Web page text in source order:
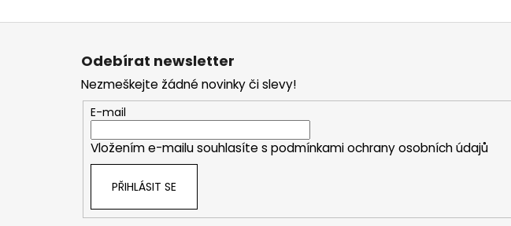
Z
Odebírat newsletter
Nezmeškejte žádné novinky či slevy!
E-mail
Vložením e-mailu souhlasíte s podmínkami ochrany osobních údajů
PŘIHLÁSIT SE